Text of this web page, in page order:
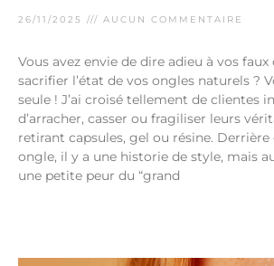
26/11/2025 AUCUN COMMENTAIRE
Vous avez envie de dire adieu à vos faux
sacrifier l’état de vos ongles naturels ?
seule ! J’ai croisé tellement de clientes
d’arracher, casser ou fragiliser leurs
retirant capsules, gel ou résine. Derrière
ongle, il y a une historie de style, mais
une petite peur du “grand